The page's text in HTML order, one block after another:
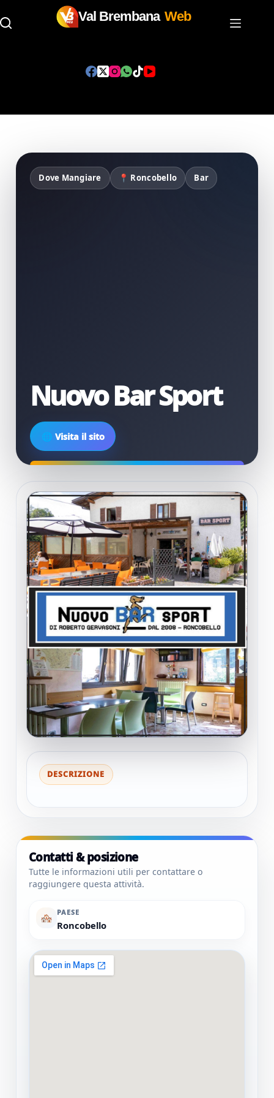
Val Brembana Web
Dove Mangiare 📍 Roncobello Bar
Nuovo Bar Sport
🌐 Visita il sito
Contatti & posizione
Tutte le informazioni utili per contattare o
raggiungere questa attività.
🏘 PAESE
Roncobello